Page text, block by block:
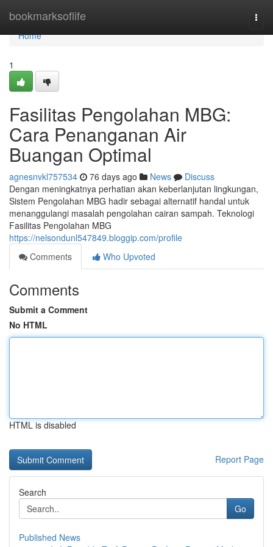
bookmarksoflife
Home
Home
1
Fasilitas Pengolahan MBG:
Cara Penanganan Air
Buangan Optimal
agnesnvkl757534 76 days ago News
Discuss
Dengan meningkatnya perhatian akan keberlanjutan lingkungan,
Sistem Pengolahan MBG hadir sebagai alternatif handal untuk
menanggulangi masalah pengolahan cairan sampah. Teknologi
Fasilitas Pengolahan MBG
https://nelsondunl547849.bloggip.com/profile
Comments
Who Upvoted
Comments
Submit a Comment
No HTML
HTML is disabled
Report Page
Search
Go
Published News